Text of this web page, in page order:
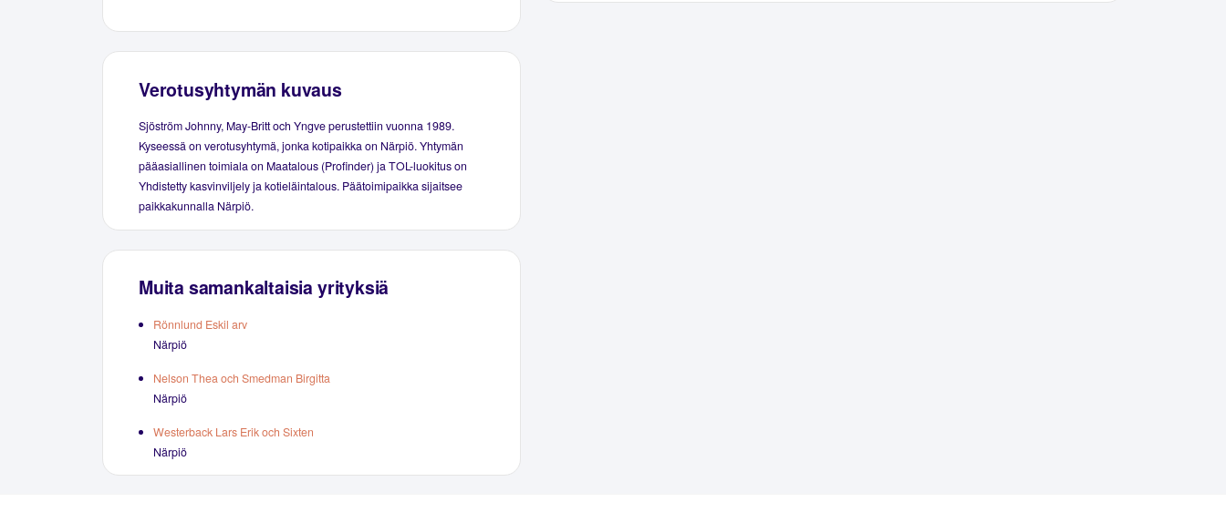
Verotusyhtymän kuvaus
Sjöström Johnny, May-Britt och Yngve perustettiin vuonna 1989.
Kyseessä on verotusyhtymä, jonka kotipaikka on Närpiö. Yhtymän
pääasiallinen toimiala on Maatalous (Profinder) ja TOL-luokitus on
Yhdistetty kasvinviljely ja kotieläintalous. Päätoimipaikka sijaitsee
paikkakunnalla Närpiö.
Muita samankaltaisia yrityksiä
Rönnlund Eskil arv
Närpiö
Nelson Thea och Smedman Birgitta
Närpiö
Westerback Lars Erik och Sixten
Närpiö